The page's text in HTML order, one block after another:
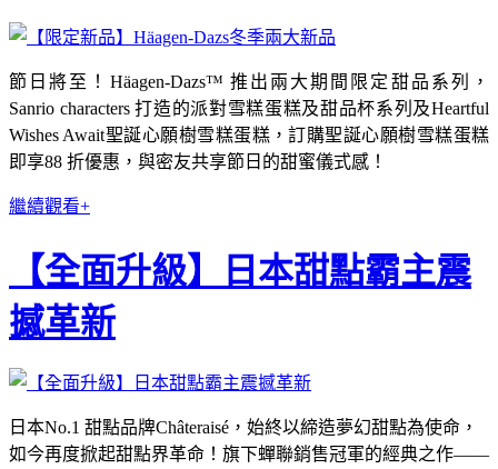
節日將至！Häagen-Dazs™ 推出兩大期間限定甜品系列，
Sanrio characters 打造的派對雪糕蛋糕及甜品杯系列及Heartful
Wishes Await聖誕心願樹雪糕蛋糕，訂購聖誕心願樹雪糕蛋糕
即享88 折優惠，與密友共享節日的甜蜜儀式感！
繼續觀看+
【全面升級】日本甜點霸主震
撼革新
日本No.1 甜點品牌Châteraisé，始終以締造夢幻甜點為使命，
如今再度掀起甜點界革命！旗下蟬聯銷售冠軍的經典之作——